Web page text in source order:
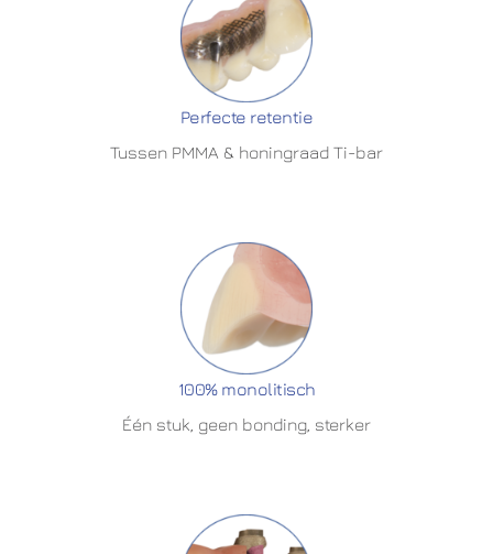
Perfecte retentie
Tussen PMMA & honingraad Ti-bar
100% monolitisch
Één stuk, geen bonding, sterker